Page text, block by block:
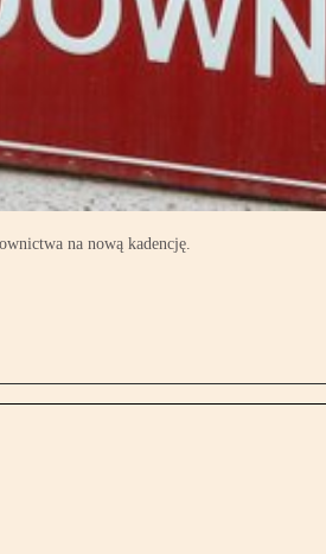
na nową kadencję.